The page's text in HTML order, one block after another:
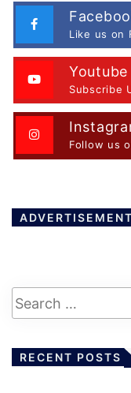
Like us on
Youtube
Subscribe
Follow us
ADVERTISEMENT
RECENT POSTS